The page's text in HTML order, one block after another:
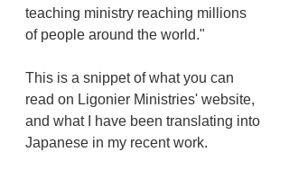
teaching ministry reaching millions
of people around the world."
This is a snippet of what you can
read on Ligonier Ministries' website,
and what I have been translating into
Japanese in my recent work.